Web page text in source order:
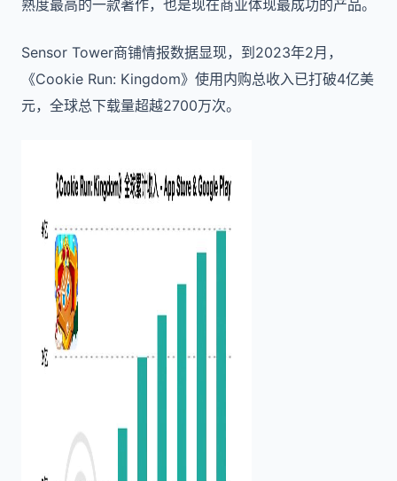
熟度最高的一款著作，也是现在商业体现最成功的产品。
Sensor Tower商铺情报数据显现，到2023年2月，
《Cookie Run: Kingdom》使用内购总收入已打破4亿美
元，全球总下载量超越2700万次。